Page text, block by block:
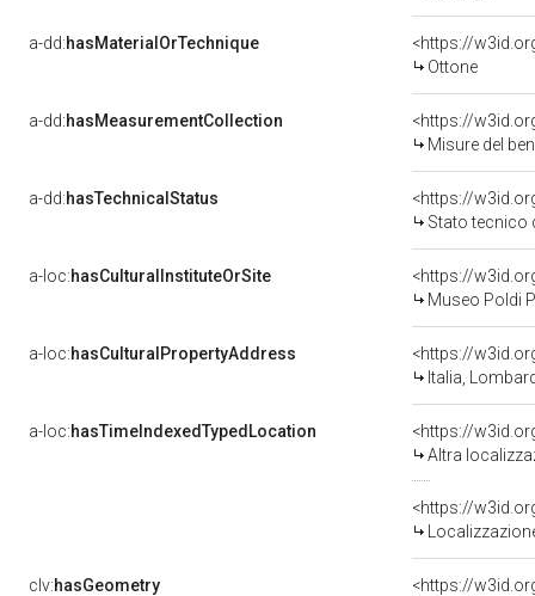
a-dd:hasMaterialOrTechnique
<https://
Ottone
a-dd:hasMeasurementCollection
<https://
Misure del
a-dd:hasTechnicalStatus
<https://
Stato tecnico
a-loc:hasCulturalInstituteOrSite
<https://
Museo Poldi
a-loc:hasCulturalPropertyAddress
<https://
Italia,
a-loc:hasTimeIndexedTypedLocation
<https://
Altra
<https://
clv:hasGeometry
<https://